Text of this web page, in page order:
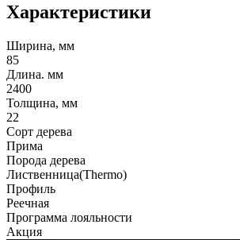
Характеристики
Ширина, мм
85
Длина. мм
2400
Толщина, мм
22
Сорт дерева
Прима
Порода дерева
Лиственница(Thermo)
Профиль
Реечная
Программа лояльности
Акция